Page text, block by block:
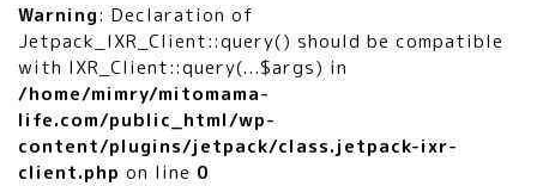
Warning: Declaration of
Jetpack_IXR_Client::query() should be compatible
with IXR_Client::query(...$args) in
/home/mimry/mitomama-
life.com/public_html/wp-
content/plugins/jetpack/class.jetpack-ixr-
client.php on line 0